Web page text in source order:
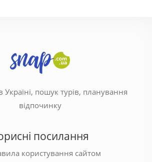
Україні, пошук турів, планування
відпочинку
посилання
користування сайтом